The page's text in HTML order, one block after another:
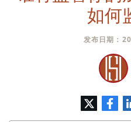
如何
发布日期：
特
脸
书